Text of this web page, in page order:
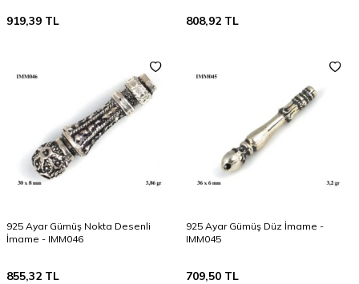
919,39 TL 808,92 TL
925 Ayar Gümüş Nokta Desenli
İmame - IMM046
855,32 TL
925 Ayar Gümüş Düz İmame -
IMM045
709,50 TL